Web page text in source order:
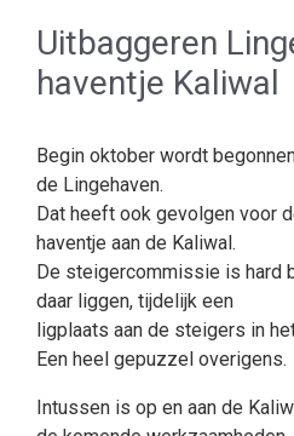
Uitbaggeren
haventje Kaliwal
Begin oktober wordt
de Lingehaven.
Dat heeft ook gevolgen voor
haventje aan de Kaliwal.
De steigercommissie is hard
daar liggen, tijdelijk een
ligplaats aan de steigers in
Een heel gepuzzel overigens.
Intussen is op en aan de